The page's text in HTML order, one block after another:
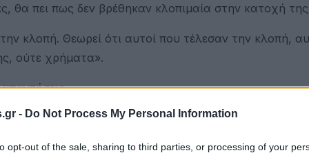
- Do Not Process My Personal Information
opt-out of the sale, sharing to third parties, or processing of your
θα πει πως δεν βρέθηκαν κλοπιμαία στην κατοχή
κλοπή. Θεωρεί ότι αυτοί που τέλεσαν την κλοπή,
ούτε χρήματα».
Απλά ήξερε σε ποια οικοδομή μένω. 300.000€ ήταν,